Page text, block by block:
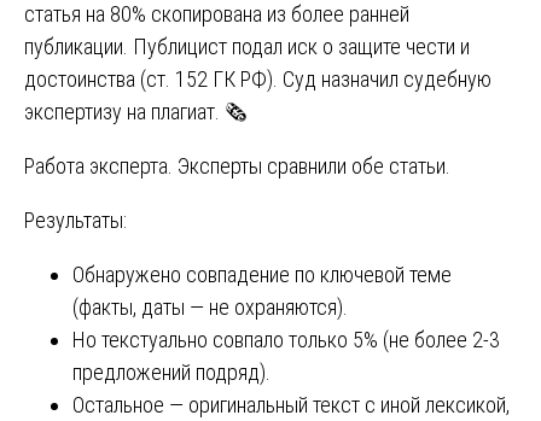
статья на 80% скопирована из более ранней
публикации. Публицист подал иск о защите чести и
достоинства (ст. 152 ГК РФ). Суд назначил судебную
экспертизу на плагиат. 🗞️
Работа эксперта. Эксперты сравнили обе статьи.
Результаты:
Обнаружено совпадение по ключевой теме
(факты, даты — не охраняются).
Но текстуально совпало только 5% (не более 2-3
предложений подряд).
Остальное — оригинальный текст с иной лексикой,